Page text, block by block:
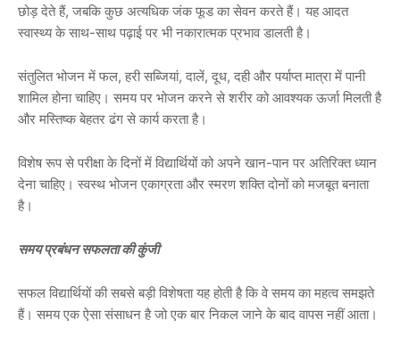
छोड़ देते हैं, जबकि कुछ अत्यधिक जंक फूड का सेवन करते हैं। यह आदत
स्वास्थ्य के साथ-साथ पढ़ाई पर भी नकारात्मक प्रभाव डालती है।
संतुलित भोजन में फल, हरी सब्जियां, दालें, दूध, दही और पर्याप्त मात्रा में पानी
शामिल होना चाहिए। समय पर भोजन करने से शरीर को आवश्यक ऊर्जा मिलती है
और मस्तिष्क बेहतर ढंग से कार्य करता है।
विशेष रूप से परीक्षा के दिनों में विद्यार्थियों को अपने खान-पान पर अतिरिक्त ध्यान
देना चाहिए। स्वस्थ भोजन एकाग्रता और स्मरण शक्ति दोनों को मजबूत बनाता
है।
समय प्रबंधन सफलता की कुंजी
सफल विद्यार्थियों की सबसे बड़ी विशेषता यह होती है कि वे समय का महत्व समझते
हैं। समय एक ऐसा संसाधन है जो एक बार निकल जाने के बाद वापस नहीं आता।